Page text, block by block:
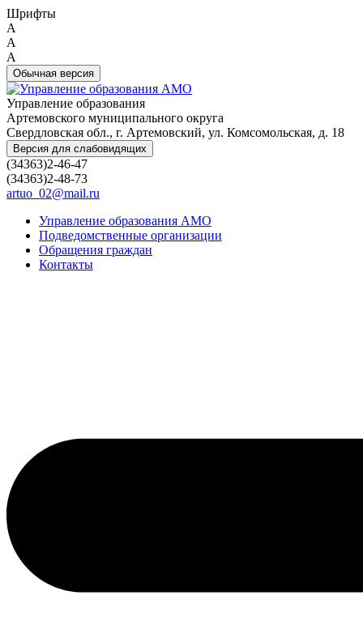
Шрифты
A
A
A
Обычная версия
Управление образования
Артемовского муниципального округа
Свердловская обл., г. Артемовский, ул. Комсомольская, д. 18
Версия для слабовидящих
(34363)2-46-47
(34363)2-48-73
artuo_02@mail.ru
Управление образования АМО
Подведомственные организации
Обращения граждан
Контакты